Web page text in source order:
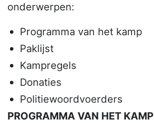
onderwerpen:
Programma van het kamp
Paklijst
Kampregels
Donaties
Politiewoordvoerders
PROGRAMMA VAN HET KAMP